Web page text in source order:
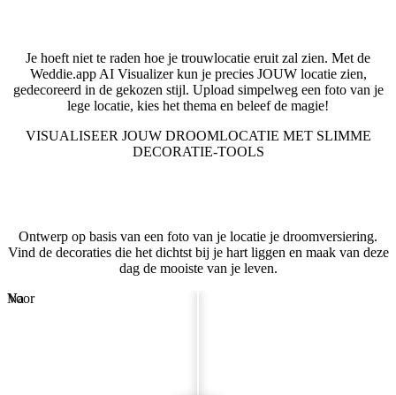
Je hoeft niet te raden hoe je trouwlocatie eruit zal zien. Met de
Weddie.app AI Visualizer kun je precies JOUW locatie zien,
gedecoreerd in de gekozen stijl. Upload simpelweg een foto van je
lege locatie, kies het thema en beleef de magie!
VISUALISEER JOUW DROOMLOCATIE MET SLIMME
DECORATIE-TOOLS
Ontwerp op basis van een foto van je locatie je droomversiering.
Vind de decoraties die het dichtst bij je hart liggen en maak van deze
dag de mooiste van je leven.
Voor
Na